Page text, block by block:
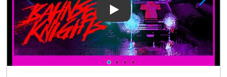
Play Video: Bahnsen Knights